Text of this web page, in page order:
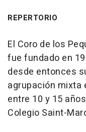
REPERTORIO
El Coro de los
fue fundado en
desde entonces
agrupación mixta
entre 10 y 15
Colegio Saint-